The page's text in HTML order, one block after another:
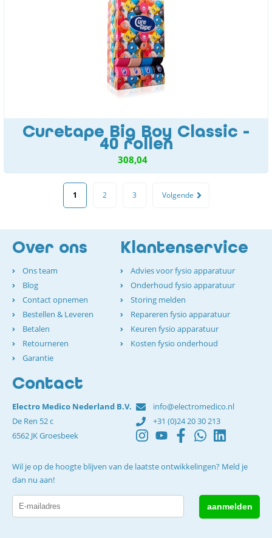
Curetape Big Boy Classic -
40 rollen
308,04
1 2 3 Volgende
Over ons
Ons team
Blog
Contact opnemen
Bestellen & Leveren
Betalen
Retourneren
Garantie
Klantenservice
Advies voor fysio apparatuur
Onderhoud fysio apparatuur
Storing melden
Repareren fysio apparatuur
Keuren fysio apparatuur
Kosten fysio onderhoud
Contact
Electro Medico Nederland B.V.
De Ren 52 c
6562 JK Groesbeek
info@electromedico.nl
+31 (0)24 20 30 213
Wil je op de hoogte blijven van de laatste ontwikkelingen? Meld je
dan nu aan!